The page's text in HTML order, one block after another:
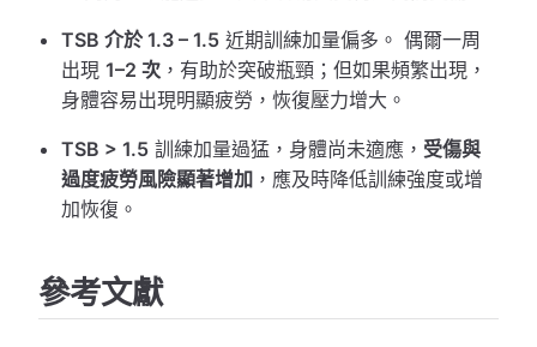
TSB 介於 1.3 – 1.5 近期訓練加量偏多。 偶爾一周
出現1–2 次 ，有助於突破瓶頸；但如果頻繁出現，
身體容易出現明顯疲勞，恢復壓力增大。
TSB > 1.5 訓練加量過猛，身體尚未適應， 受傷與
過度疲勞風險顯著增加 ，應及時降低訓練強度或增
加恢復。
參考文獻